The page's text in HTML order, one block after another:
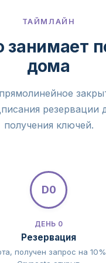
ТАЙМЛАЙН
занимает
дома
резервации
получения ключей.
D0
ДЕНЬ 0
Резервация
получен запрос на